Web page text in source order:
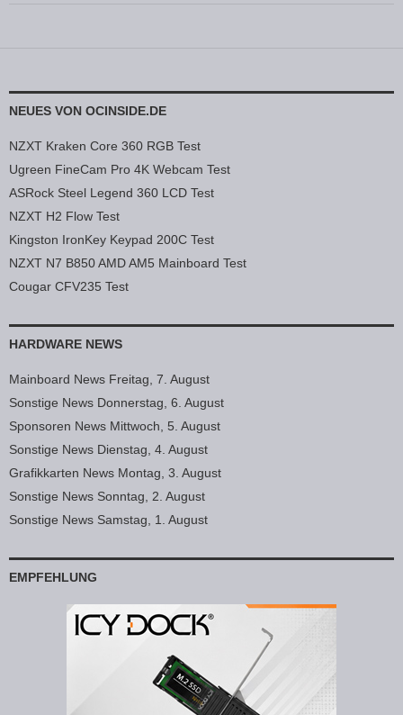
NEUES VON OCINSIDE.DE
NZXT Kraken Core 360 RGB Test
Ugreen FineCam Pro 4K Webcam Test
ASRock Steel Legend 360 LCD Test
NZXT H2 Flow Test
Kingston IronKey Keypad 200C Test
NZXT N7 B850 AMD AM5 Mainboard Test
Cougar CFV235 Test
HARDWARE NEWS
Mainboard News Freitag, 7. August
Sonstige News Donnerstag, 6. August
Sponsoren News Mittwoch, 5. August
Sonstige News Dienstag, 4. August
Grafikkarten News Montag, 3. August
Sonstige News Sonntag, 2. August
Sonstige News Samstag, 1. August
EMPFEHLUNG